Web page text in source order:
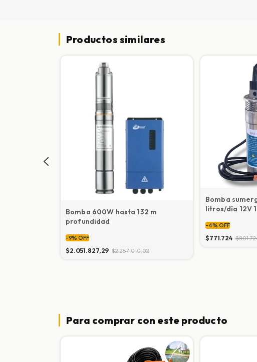
Productos similares
Bomba 600W hasta 132 m
profundidad
-9% OFF
$2.051.827,29 $2.257.010,02
Bomba
litros/día 12V
-4% OFF
$771.724
Para comprar con este producto